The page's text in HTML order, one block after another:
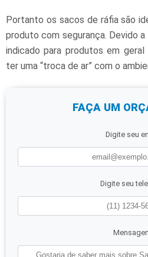
Portanto os sacos de ráfia são
produto com segurança. Devido
indicado para produtos em
ter uma “troca de ar” com o
FAÇA UM
Digite seu
Digite seu